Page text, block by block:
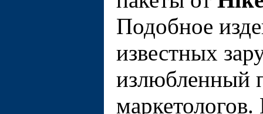
Подобное
известных
излюбленный